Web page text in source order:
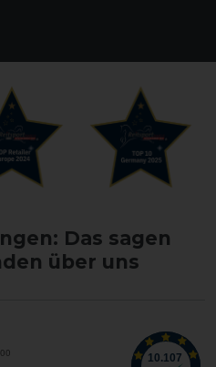
Das sagen
über uns